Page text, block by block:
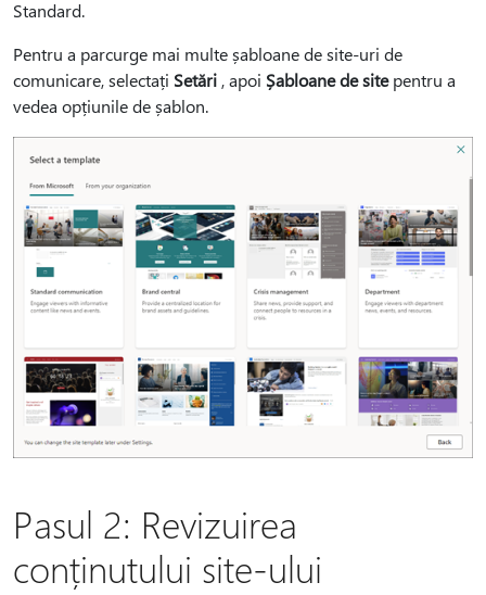
Standard.
Pentru a parcurge mai multe șabloane de site-uri de
comunicare, selectați Setări , apoi Șabloane de sitepentru a
vedea opțiunile de șablon.
Pasul 2: Revizuirea
conținutului site-ului